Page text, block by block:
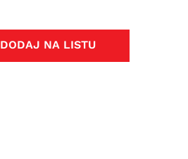
DODAJ NA LISTU